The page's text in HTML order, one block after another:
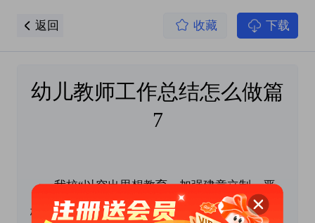
返回 收藏 下载
幼儿教师工作总结怎么做篇
7
我校“以突出思想教育，加强建章立制，严
格监督考核”为切入点，认真扎实地开展师德师